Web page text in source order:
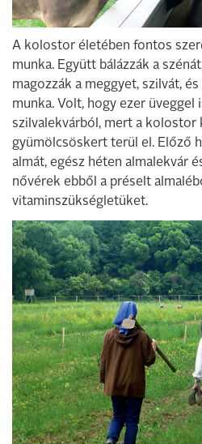
A kolostor életében fontos
munka. Együtt bálázzák a
magozzák a meggyet, szilvát,
munka. Volt, hogy ezer üveggel
szilvalekvárból, mert a kolostor
gyümölcsöskert terül el. Előző
almát, egész héten almalekvár
nővérek ebből a préselt
vitaminszükségletüket.